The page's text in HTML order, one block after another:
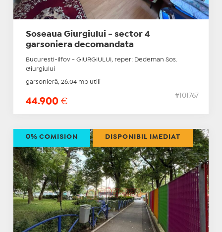
Soseaua Giurgiului - sector 4
garsoniera decomandata
Bucuresti-Ilfov - GIURGIULUI, reper: Dedeman Sos.
Giurgiului
garsonieră, 26.04 mp utili
44.900 €
#101767
0% COMISION DISPONIBIL IMEDIAT